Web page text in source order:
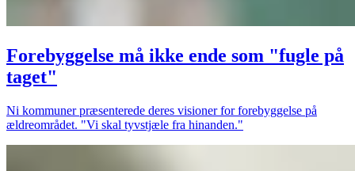
Forebyggelse må ikke ende som "fugle på
taget"
Ni kommuner præsenterede deres visioner for forebyggelse på
ældreområdet. "Vi skal tyvstjæle fra hinanden."